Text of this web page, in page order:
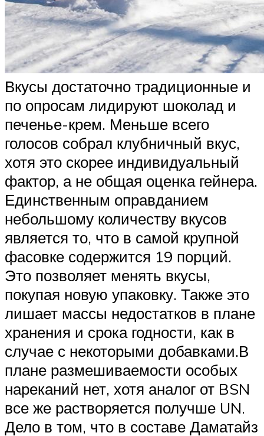
Вкусы достаточно традиционные и
по опросам лидируют шоколад и
печенье-крем. Меньше всего
голосов собрал клубничный вкус,
хотя это скорее индивидуальный
фактор, а не общая оценка гейнера.
Единственным оправданием
небольшому количеству вкусов
является то, что в самой крупной
фасовке содержится 19 порций.
Это позволяет менять вкусы,
покупая новую упаковку. Также это
лишает массы недостатков в плане
хранения и срока годности, как в
случае с некоторыми добавками.В
плане размешиваемости особых
нареканий нет, хотя аналог от BSN
все же растворяется получше UN.
Дело в том, что в составе Даматайз